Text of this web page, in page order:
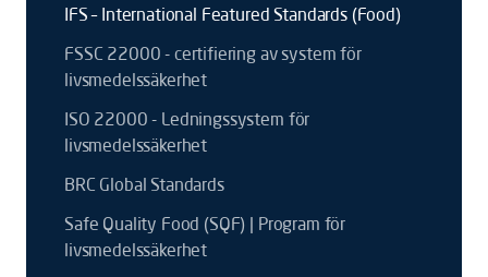
IFS – International Featured Standards (Food)
FSSC 22000 - certifiering av system för
livsmedelssäkerhet
ISO 22000 - Ledningssystem för
livsmedelssäkerhet
BRC Global Standards
Safe Quality Food (SQF) | Program för
livsmedelssäkerhet